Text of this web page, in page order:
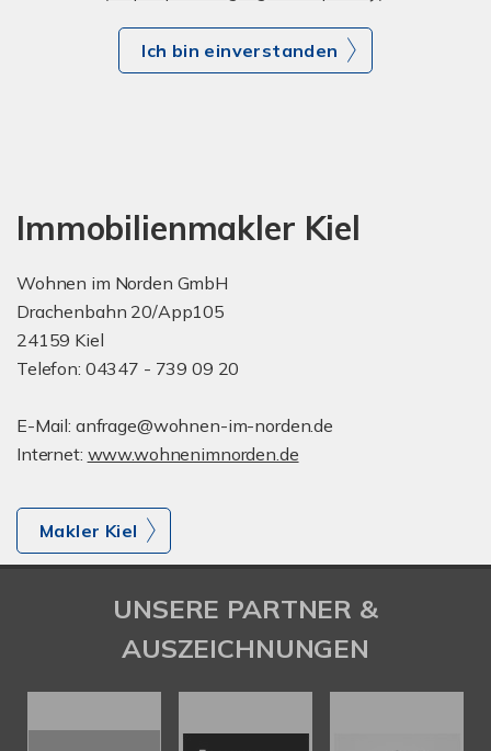
Ich bin einverstanden
Immobilienmakler Kiel
Wohnen im Norden GmbH
Drachenbahn 20/App105
24159 Kiel
Telefon: 04347 - 739 09 20
E-Mail: anfrage@wohnen-im-norden.de
Internet: www.wohnenimnorden.de
Makler Kiel
UNSERE PARTNER &
AUSZEICHNUNGEN